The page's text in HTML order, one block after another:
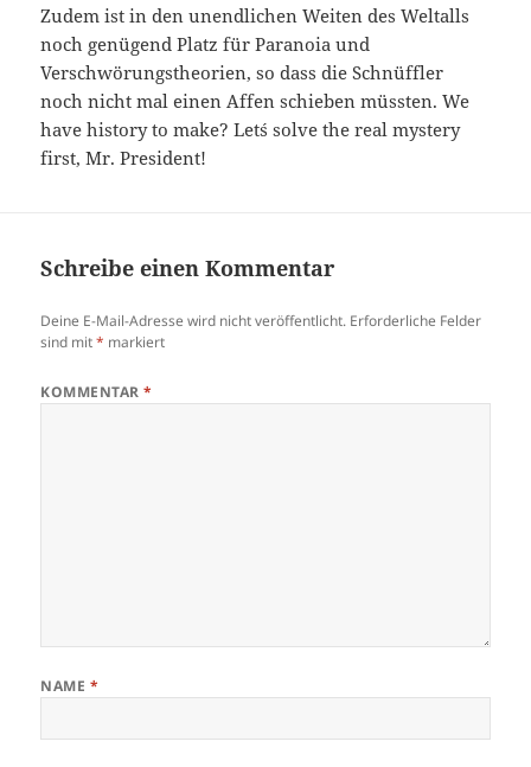
Zudem ist in den unendlichen Weiten des Weltalls
noch genügend Platz für Paranoia und
Verschwörungstheorien, so dass die Schnüffler
noch nicht mal einen Affen schieben müssten. We
have history to make? Let´s solve the real mystery
first, Mr. President!
Schreibe einen Kommentar
Deine E-Mail-Adresse wird nicht veröffentlicht. Erforderliche Felder
sind mit* markiert
KOMMENTAR*
NAME *